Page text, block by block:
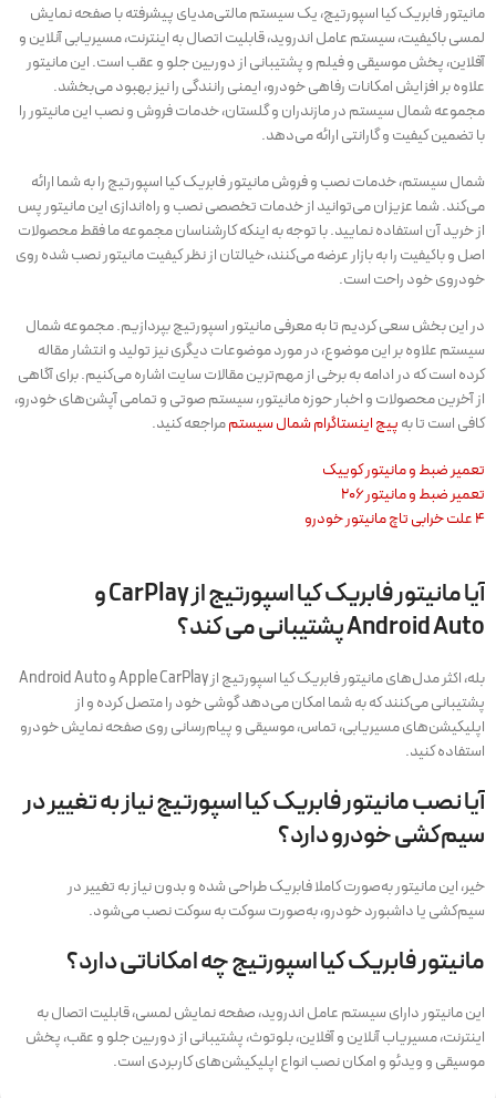
مانیتور فابریک کیا اسپورتیج، یک سیستم مالتی‌مدیای پیشرفته با صفحه نمایش
لمسی باکیفیت، سیستم عامل اندروید، قابلیت اتصال به اینترنت، مسیریابی آنلاین و
آفلاین، پخش موسیقی و فیلم و پشتیبانی از دوربین جلو و عقب است. این مانیتور
علاوه بر افزایش امکانات رفاهی خودرو، ایمنی رانندگی را نیز بهبود می‌بخشد.
مجموعه شمال سیستم در مازندران و گلستان، خدمات فروش و نصب این مانیتور را
با تضمین کیفیت و گارانتی ارائه می‌دهد.
شمال سیستم، خدمات نصب و فروش مانیتور فابریک کیا اسپورتیج را به شما ارائه
می‌کند. شما عزیزان می‌توانید از خدمات تخصصی نصب و راه‌اندازی این مانیتور پس
از خرید آن استفاده نمایید. با توجه به اینکه کارشناسان مجموعه ما فقط محصولات
اصل و باکیفیت را به بازار عرضه می‌کنند، خیالتان از نظر کیفیت مانیتور نصب شده روی
خودروی خود راحت است.
در این بخش سعی کردیم تا به معرفی مانیتور اسپورتیج بپردازیم. مجموعه شمال
سیستم علاوه بر این موضوع، در مورد موضوعات دیگری نیز تولید و انتشار مقاله
کرده است که در ادامه به برخی از مهم‌ترین مقالات سایت اشاره می‌کنیم. برای آگاهی
از آخرین محصولات و اخبار حوزه مانیتور، سیستم صوتی و تمامی آپشن‌های خودرو،
کافی است تا بهپیج اینستاگرام شمال سیستممراجعه کنید.
تعمیر ضبط و مانیتور کوییک
تعمیر ضبط و مانیتور ۲۰۶
۴ علت خرابی تاچ مانیتور خودرو
آیا مانیتور فابریک کیا اسپورتیج از CarPlay و
Android Auto پشتیبانی می‌ کند؟
بله، اکثر مدل‌های مانیتور فابریک کیا اسپورتیج از Apple CarPlay و Android Auto
پشتیبانی می‌کنند که به شما امکان می‌دهد گوشی خود را متصل کرده و از
اپلیکیشن‌های مسیریابی، تماس، موسیقی و پیام‌رسانی روی صفحه نمایش خودرو
استفاده کنید.
آیا نصب مانیتور فابریک کیا اسپورتیج نیاز به تغییر در
سیم‌کشی خودرو دارد؟
خیر، این مانیتور به‌صورت کاملا فابریک طراحی شده و بدون نیاز به تغییر در
سیم‌کشی یا داشبورد خودرو، به‌صورت سوکت به سوکت نصب می‌شود.
مانیتور فابریک کیا اسپورتیج چه امکاناتی دارد؟
این مانیتور دارای سیستم عامل اندروید، صفحه نمایش لمسی، قابلیت اتصال به
اینترنت، مسیریاب آنلاین و آفلاین، بلوتوث، پشتیبانی از دوربین جلو و عقب، پخش
موسیقی و ویدئو و امکان نصب انواع اپلیکیشن‌های کاربردی است.